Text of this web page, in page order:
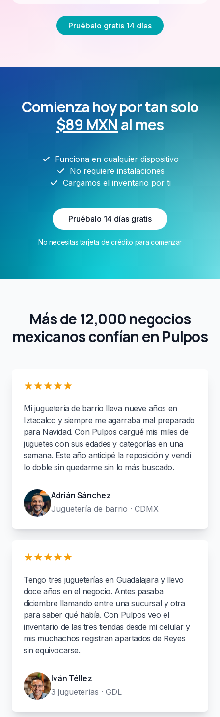
Pruébalo gratis 14 días
Comienza hoy por tan solo
$89 MXNal mes
Funciona en cualquier dispositivo
No requiere instalaciones
Cargamos el inventario por ti
Pruébalo 14 días gratis
No necesitas tarjeta de crédito para comenzar
Más de 12,000 negocios
mexicanos confían en Pulpos
Mi juguetería de barrio lleva nueve años en
Iztacalco y siempre me agarraba mal preparado
para Navidad. Con Pulpos cargué mis miles de
juguetes con sus edades y categorías en una
semana. Este año anticipé la reposición y vendí
lo doble sin quedarme sin lo más buscado.
Adrián Sánchez
Juguetería de barrio · CDMX
Tengo tres jugueterías en Guadalajara y llevo
doce años en el negocio. Antes pasaba
diciembre llamando entre una sucursal y otra
para saber qué había. Con Pulpos veo el
inventario de las tres tiendas desde mi celular y
mis muchachos registran apartados de Reyes
sin equivocarse.
Iván Téllez
3 jugueterías · GDL